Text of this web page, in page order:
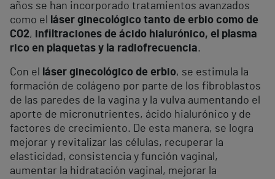
años se han incorporado tratamientos avanzados
como el
láser ginecológico tanto de erbio como de
CO2,
infiltraciones de ácido hialurónico, el plasma
rico en plaquetas y la radiofrecuencia.
Con el láser ginecológico de erbio, se estimula la
formación de colágeno por parte de los fibroblastos
de las paredes de la vagina y la vulva aumentando el
aporte de micronutrientes, ácido hialurónico y de
factores de crecimiento. De esta manera, se logra
mejorar y revitalizar las células, recuperar la
elasticidad, consistencia y función vaginal,
aumentar la hidratación vaginal, mejorar la